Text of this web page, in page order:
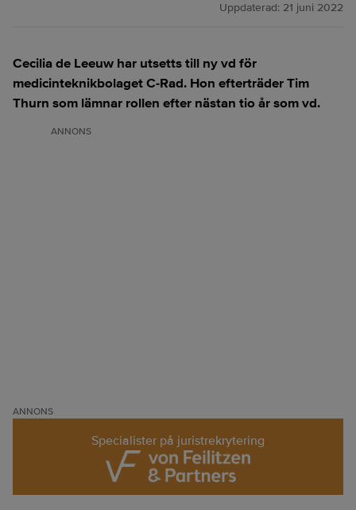
Uppdaterad: 21 juni 2022
Cecilia de Leeuw har utsetts till ny vd för
medicinteknikbolaget C-Rad. Hon efterträder Tim
Thurn som lämnar rollen efter nästan tio år som vd.
ANNONS
ANNONS
Specialister på juristrekrytering